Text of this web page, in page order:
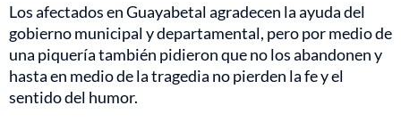
Los afectados en Guayabetal agradecen la ayuda del
gobierno municipal y departamental, pero por medio de
una piquería también pidieron que no los abandonen y
hasta en medio de la tragedia no pierden la fe y el
sentido del humor.